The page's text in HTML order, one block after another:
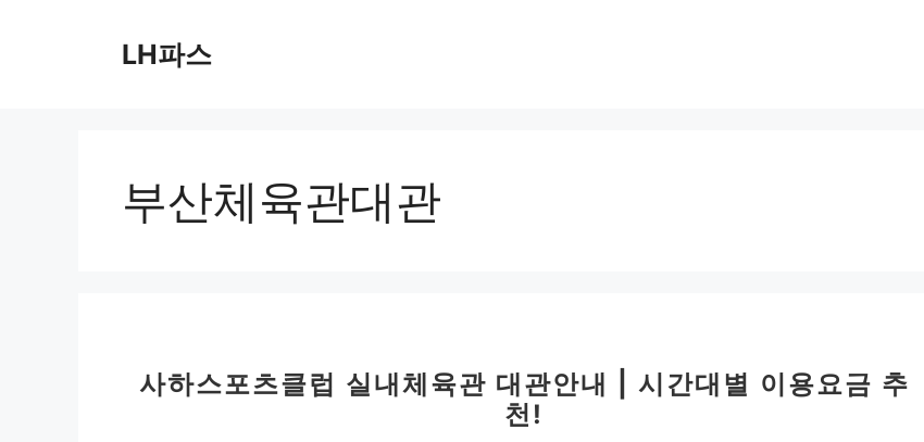
LH파스
부산체육관대관
사하스포츠클럽 실내체육관 대관안내 | 시간대별 이용요금 추
천!